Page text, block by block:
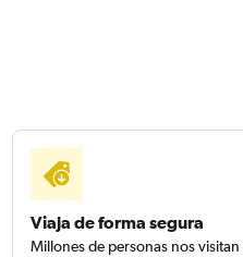
Viaja de forma segura
Millones de personas nos